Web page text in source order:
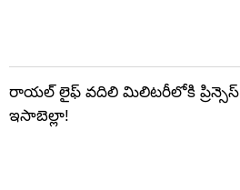
రాయల్ లైఫ్ వదిలి మిలిటరీలోకి ప్రిన్సెస్
ఇసాబెల్లా!